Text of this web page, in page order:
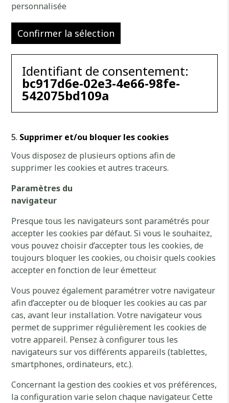
personnalisée
Confirmer la sélection
Identifiant de consentement:
bc917d6e-02e3-4e66-98fe-
542075bd109a
Supprimer et/ou bloquer les cookies
Vous disposez de plusieurs options afin de
supprimer les cookies et autres traceurs.
Paramètres du
navigateur
Presque tous les navigateurs sont paramétrés pour
accepter les cookies par défaut. Si vous le souhaitez,
vous pouvez choisir d’accepter tous les cookies, de
toujours bloquer les cookies, ou choisir quels cookies
accepter en fonction de leur émetteur.
Vous pouvez également paramétrer votre navigateur
afin d’accepter ou de bloquer les cookies au cas par
cas, avant leur installation. Votre navigateur vous
permet de supprimer régulièrement les cookies de
votre appareil. Pensez à configurer tous les
navigateurs sur vos différents appareils (tablettes,
smartphones, ordinateurs, etc.).
Concernant la gestion des cookies et vos préférences,
la configuration varie selon chaque navigateur. Cette